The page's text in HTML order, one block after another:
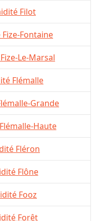
Filot
Fontaine
Le-Marsal
Flémalle
Grande
Haute
Fléron
Flône
Fooz
Forêt